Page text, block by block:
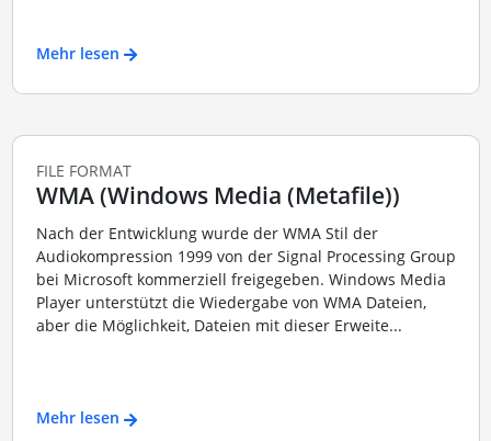
Mehr lesen
FILE FORMAT
WMA (Windows Media (Metafile))
Nach der Entwicklung wurde der WMA Stil der
Audiokompression 1999 von der Signal Processing Group
bei Microsoft kommerziell freigegeben. Windows Media
Player unterstützt die Wiedergabe von WMA Dateien,
aber die Möglichkeit, Dateien mit dieser Erweite...
Mehr lesen